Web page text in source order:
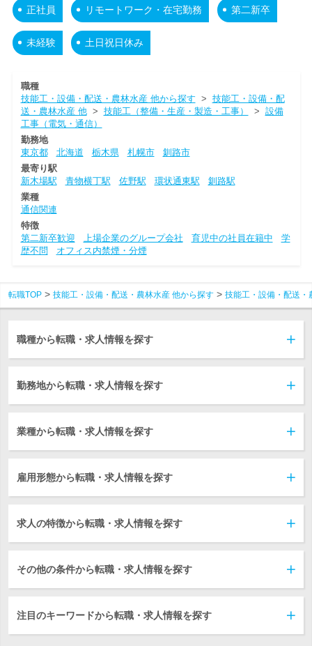
正社員 リモートワーク・在宅勤務 第二新卒
未経験 土日祝日休み
職種
技能工・設備・配送・農林水産 他から探す > 技能工・設備・配
送・農林水産 他> 技能工（整備・生産・製造・工事） > 設備
工事（電気・通信）
勤務地
東京都
北海道 栃木県 札幌市
釧路市
最寄り駅
新木場駅
青物横丁駅 佐野駅 環状通東駅
釧路駅
業種
通信関連
特徴
第二新卒歓迎
上場企業のグループ会社 育児中の社員在籍中
学
歴不問
オフィス内禁煙・分煙
転職TOP 技能工・設備・配送・農林水産 他から探す 技能工・設備・配送・
職種から転職・求人情報を探す
勤務地から転職・求人情報を探す
業種から転職・求人情報を探す
雇用形態から転職・求人情報を探す
求人の特徴から転職・求人情報を探す
その他の条件から転職・求人情報を探す
注目のキーワードから転職・求人情報を探す